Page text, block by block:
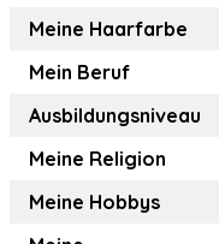
Meine Haarfarbe
Mein Beruf
Ausbildungsniveau
Meine Religion
Meine Hobbys